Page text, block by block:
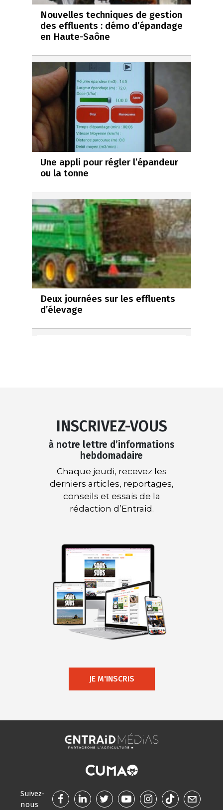
Nouvelles techniques de gestion
des effluents : démo d’épandage
en Haute-Saône
Une appli pour régler l’épandeur
ou la tonne
Deux journées sur les effluents
d’élevage
INSCRIVEZ-VOUS
à notre lettre d’informations
hebdomadaire
Chaque jeudi, recevez les
derniers articles, reportages,
conseils et essais de la
rédaction d’Entraid.
JE M'INSCRIS
Suivez-
nous